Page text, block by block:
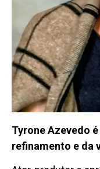
Tyrone Azevedo
refinamento e da